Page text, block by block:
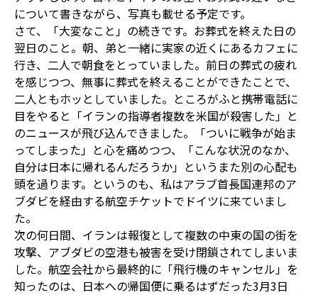
について書きながら、写真も載せる予定です。
さて、「大変なこと」の続きです。お葬式を終えた日の
翌日のこと。朝、弟と一緒に実家の近くにあるカフェに
行き、二人で朝食をとっていました。前日の葬式の疲れ
を感じつつ、無事に葬式を終えることができたことで、
二人ともホッとしていました。ところがふと携帯電話に
目をやると「イランの指導者複数を米国が殺害した」と
のニュースが飛び込んできました。「ついに戦争が始ま
ってしまった」と心を痛めつつ、「こんな状況のなか、
自分は日本に帰れるんだろうか」というまた別の心配も
頭を過ります。というのも、私はアラブ首長国連邦のア
ブダビを経由する航空チケットでドイツに来ていまし
た。
次の何日間、イランは報復として複数の中東の国の街を
攻撃、アブダビの空港も被害を受け閉鎖されてしまいま
した。航空会社から最終的に「飛行機のキャンセル」を
知ったのは、日本への帰国便に乗るはずだった3月3日